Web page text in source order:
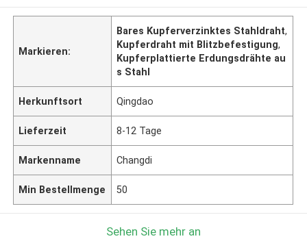
Markieren:
Bares Kupferverzinktes Stahldraht,
Kupferdraht mit Blitzbefestigung,
Kupferplattierte Erdungsdrähte au
s Stahl
Herkunftsort Qingdao
Lieferzeit 8-12 Tage
Markenname Changdi
Min Bestellmenge 50
Sehen Sie mehr an